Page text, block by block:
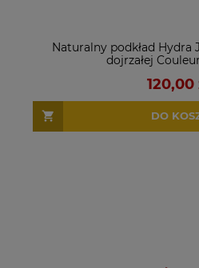
Naturalny podkład Hydra
dojrzałej
120,00
DO